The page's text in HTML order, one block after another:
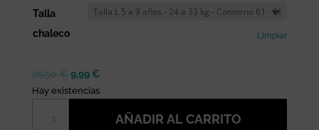
Talla
chaleco
Limpiar
26,50€ El
precio
9,99 €El
precio
Hay existencias
flotador
AÑADIR AL CARRITO